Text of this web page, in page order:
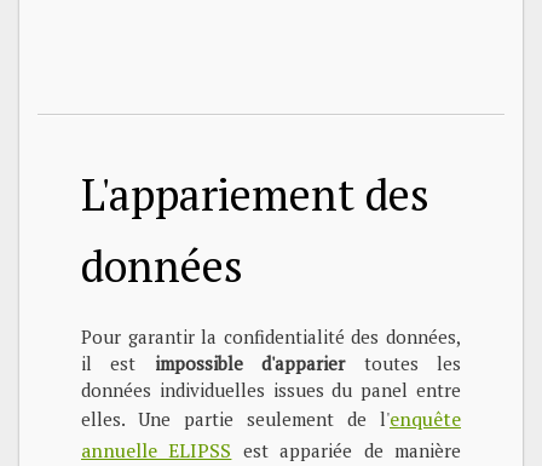
L'appariement des
données
Pour garantir la confidentialité des données,
il est impossible d'apparier toutes les
données individuelles issues du panel entre
elles. Une partie seulement de l'enquête
annuelle ELIPSS est appariée de manière